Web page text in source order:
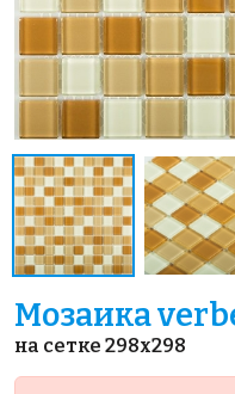
Мозаика
на сетке 298x298